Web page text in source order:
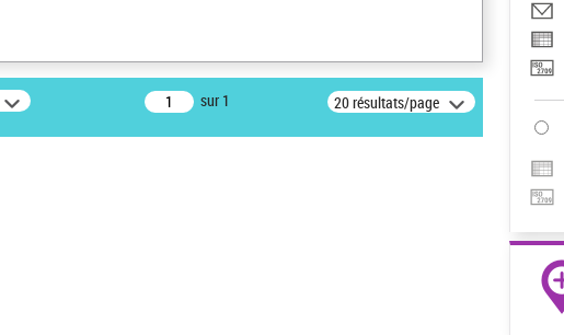
sur 1 20 résultats/page